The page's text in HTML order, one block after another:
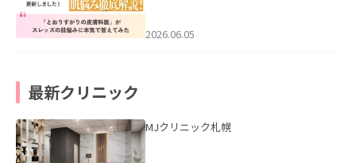
2026.06.05
最新クリニック
MJクリニック札幌